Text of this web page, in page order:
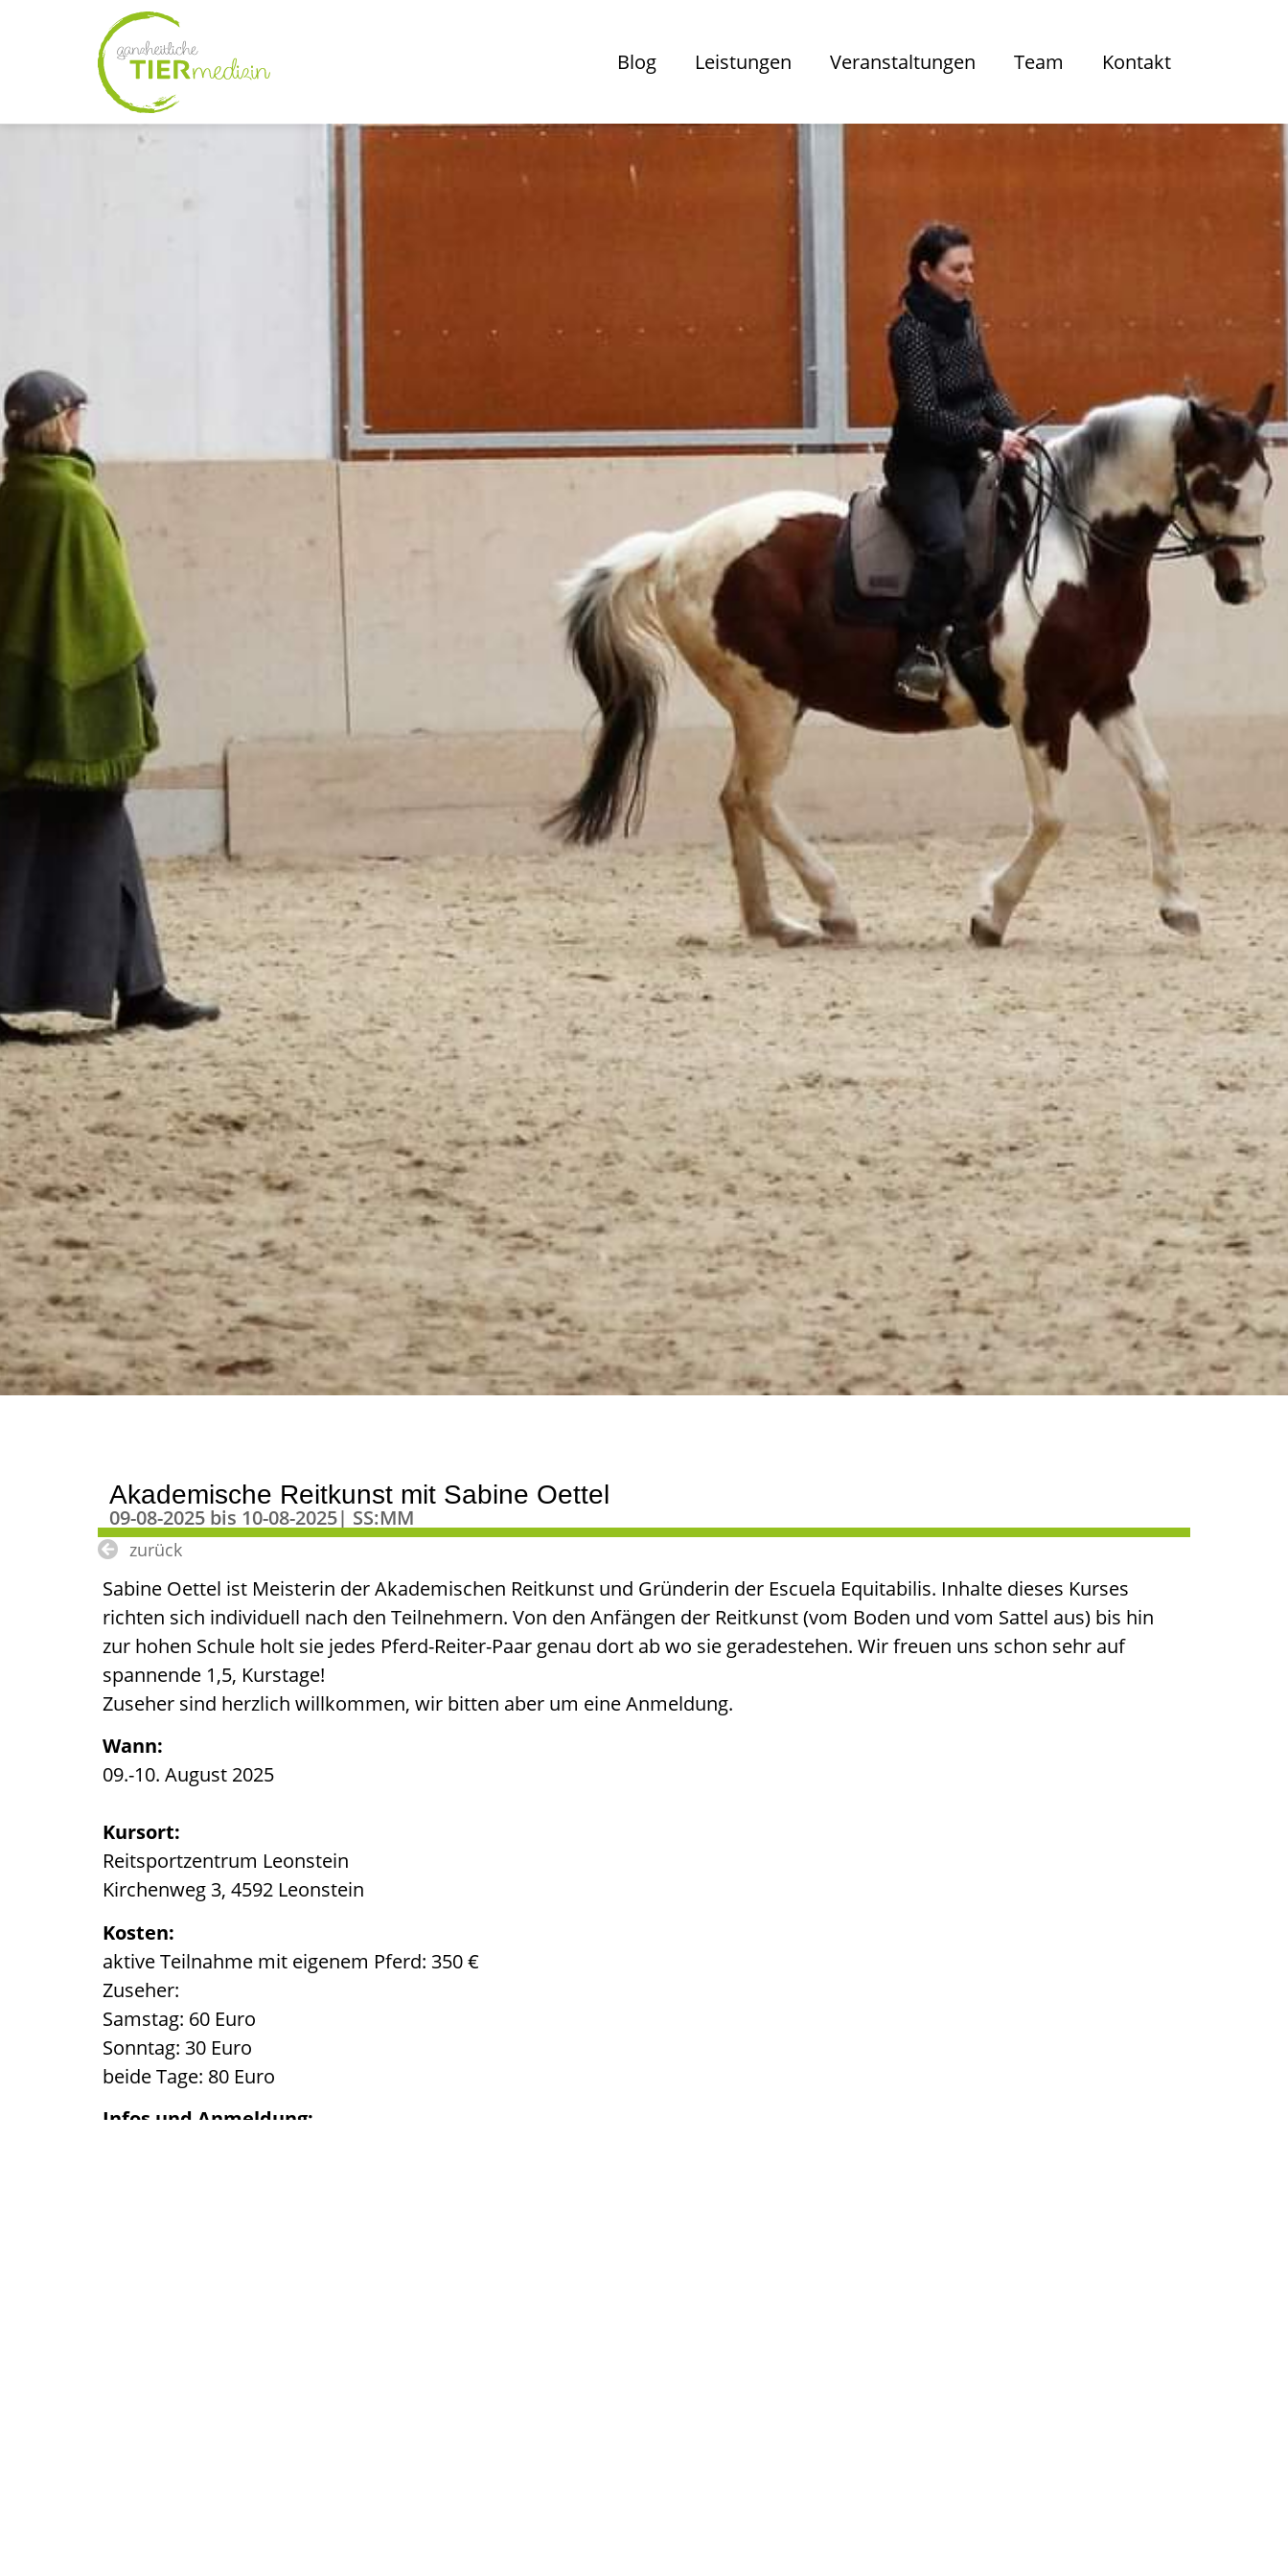
Blog Leistungen Veranstaltungen Team Kontakt
Akademische Reitkunst mit Sabine Oettel
09-08-2025 bis 10-08-2025| SS:MM
zurück
Sabine Oettel ist Meisterin der Akademischen Reitkunst und Gründerin der Escuela Equitabilis. Inhalte dieses Kurses
richten sich individuell nach den Teilnehmern. Von den Anfängen der Reitkunst (vom Boden und vom Sattel aus) bis hin
zur hohen Schule holt sie jedes Pferd-Reiter-Paar genau dort ab wo sie geradestehen. Wir freuen uns schon sehr auf
spannende 1,5, Kurstage!
Zuseher sind herzlich willkommen, wir bitten aber um eine Anmeldung.
Wann:
09.-10. August 2025
Kursort:
Reitsportzentrum Leonstein
Kirchenweg 3, 4592 Leonstein
Kosten:
aktive Teilnahme mit eigenem Pferd: 350 €
Zuseher:
Samstag: 60 Euro
Sonntag: 30 Euro
beide Tage: 80 Euro
Infos und Anmeldung: